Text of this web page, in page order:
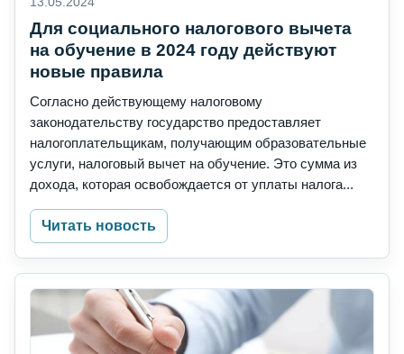
Для социального налогового вычета
на обучение в 2024 году действуют
новые правила
Согласно действующему налоговому
законодательству государство предоставляет
налогоплательщикам, получающим образовательные
услуги, налоговый вычет на обучение. Это сумма из
дохода, которая освобождается от уплаты налога...
Читать новость